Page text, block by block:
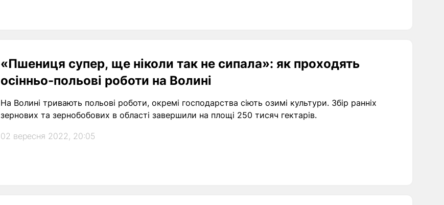
«Пшениця супер, ще ніколи так не сипала»: як проходять
осінньо-польові роботи на Волині
На Волині тривають польові роботи, окремі господарства сіють озимі культури. Збір ранніх
зернових та зернобобових в області завершили на площі 250 тисяч гектарів.
02 вересня 2022, 20:05